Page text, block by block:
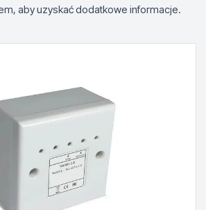
aby uzyskać dodatkowe informacje.